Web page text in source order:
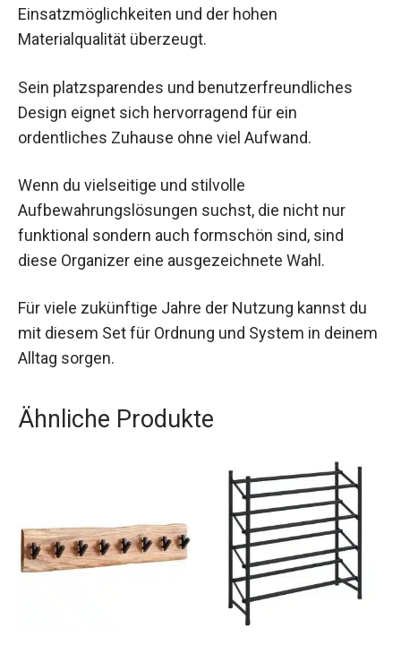
Einsatzmöglichkeiten und der hohen
Materialqualität überzeugt.
Sein platzsparendes und benutzerfreundliches
Design eignet sich hervorragend für ein
ordentliches Zuhause ohne viel Aufwand.
Wenn du vielseitige und stilvolle
Aufbewahrungslösungen suchst, die nicht nur
funktional sondern auch formschön sind, sind
diese Organizer eine ausgezeichnete Wahl.
Für viele zukünftige Jahre der Nutzung kannst du
mit diesem Set für Ordnung und System in deinem
Alltag sorgen.
Ähnliche Produkte